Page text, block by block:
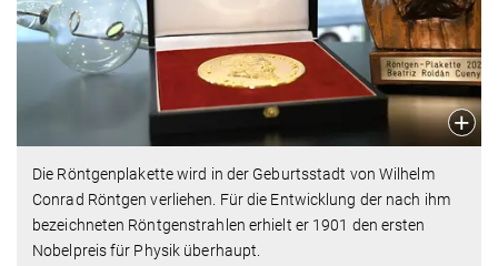
Die Röntgenplakette wird in der Geburtsstadt von Wilhelm
Conrad Röntgen verliehen. Für die Entwicklung der nach ihm
bezeichneten Röntgenstrahlen erhielt er 1901 den ersten
Nobelpreis für Physik überhaupt.